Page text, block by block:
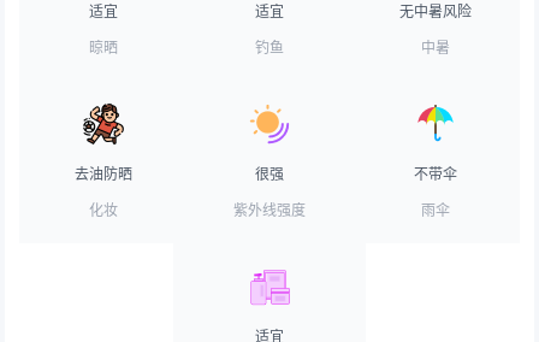
适宜
晾晒
适宜
钓鱼
无中暑风险
中暑
去油防晒
化妆
很强
紫外线强度
不带伞
雨伞
适宜